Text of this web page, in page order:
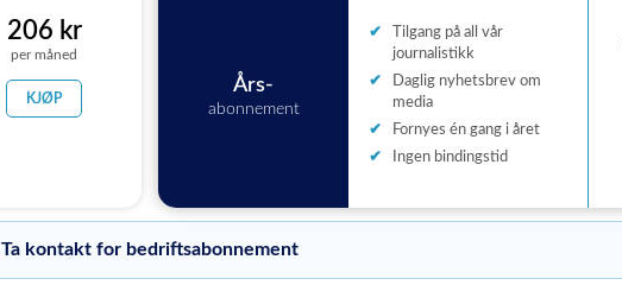
206 kr
per måned
KJØP
Års-
abonnement
Tilgang på all vår
journalistikk
Daglig nyhetsbrev om
media
Fornyes én gang i året
Ingen bindingstid
Ta kontakt for bedriftsabonnement